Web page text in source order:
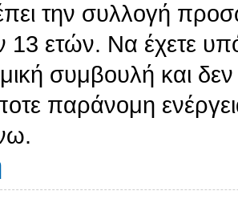
την συλλογή
13 ετών. Να έχετε
συμβουλή και δεν
παράνομη